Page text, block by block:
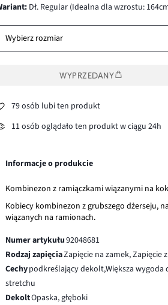
wariant: Dł. Regular (Idealna dla wzrostu:
Wybierz rozmiar
WYPRZEDANY
79 osób lubi ten produkt
11 osób oglądało ten produkt w ciągu 24h
Informacje o produkcie
Kombinezon z ramiączkami wiązanymi na
Kobiecy kombinezon z grubszego dżerseju,
wiązanych na ramionach.
Numer artykułu92048681
Rodzaj zapięciaZapięcie na zamek, Zapięcie
Cechypodkreślający dekolt,Większa wygoda
stretchu
DekoltOpaska, głęboki